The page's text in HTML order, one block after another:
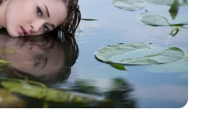
es Harzes. Da der Zugang im
spiralförmige Rampe führt,
den über ein Tal führenden
Bad Harzburg
mit der Seilbahn von Bad